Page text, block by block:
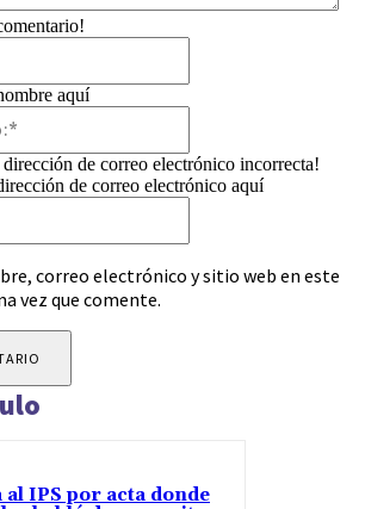
aquí
de correo electrónico incorrecta!
de correo electrónico aquí
correo electrónico y sitio web en este
vez que comente.
al IPS por acta donde